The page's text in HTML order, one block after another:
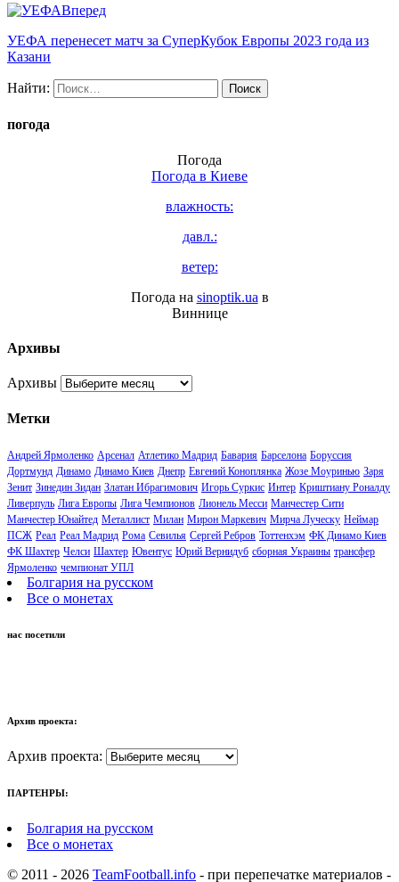
Вперед
УЕФА перенесет матч за СуперКубок Европы 2023 года из
Казани
Найти:
погода
Погода
Погода в Киеве
влажность:
давл.:
ветер:
Погода на sinoptik.ua в
Виннице
Архивы
Архивы
Метки
Андрей Ярмоленко Арсенал Атлетико Мадрид Бавария Барселона Боруссия
Дортмунд Динамо Динамо Киев Днепр Евгений Коноплянка Жозе Моуринью Заря
Зенит Зинедин Зидан Златан Ибрагимович Игорь Суркис Интер Криштиану Роналду
Ливерпуль Лига Европы Лига Чемпионов Лионель Месси Манчестер Сити
Манчестер Юнайтед Металлист Милан Мирон Маркевич Мирча Луческу Неймар
ПСЖ Реал Реал Мадрид Рома Севилья Сергей Ребров Тоттенхэм ФК Динамо Киев
ФК Шахтер Челси Шахтер Ювентус Юрий Вернидуб сборная Украины трансфер
Ярмоленко чемпионат УПЛ
Болгария на русском
Все о монетах
нас посетили
Архив проекта:
Архив проекта:
ПАРТЕНРЫ:
Болгария на русском
Все о монетах
© 2011 - 2026 TeamFootball.info - при перепечатке материалов -